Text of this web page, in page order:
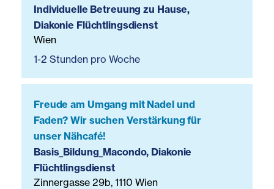
Individuelle Betreuung zu Hause,
Diakonie Flüchtlingsdienst
Wien
1-2 Stunden pro Woche
Freude am Umgang mit Nadel und
Faden? Wir suchen Verstärkung für
unser Nähcafé!
Basis_Bildung_Macondo, Diakonie
Flüchtlingsdienst
Zinnergasse 29b, 1110 Wien